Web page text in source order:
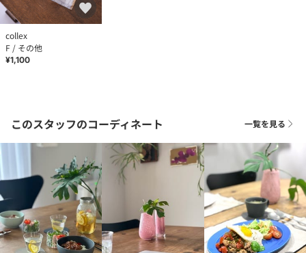
collex
F / その他
¥1,100
このスタッフのコーディネート 一覧を見る